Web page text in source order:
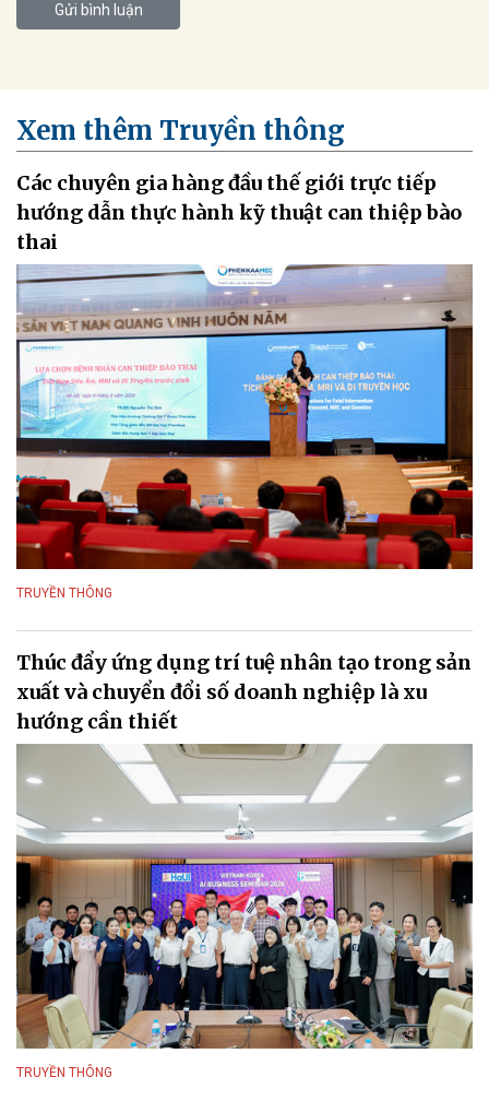
Gửi bình luận
Xem thêm Truyền thông
Các chuyên gia hàng đầu thế giới trực tiếp
hướng dẫn thực hành kỹ thuật can thiệp bào
thai
TRUYỀN THÔNG
Thúc đẩy ứng dụng trí tuệ nhân tạo trong sản
xuất và chuyển đổi số doanh nghiệp là xu
hướng cần thiết
TRUYỀN THÔNG